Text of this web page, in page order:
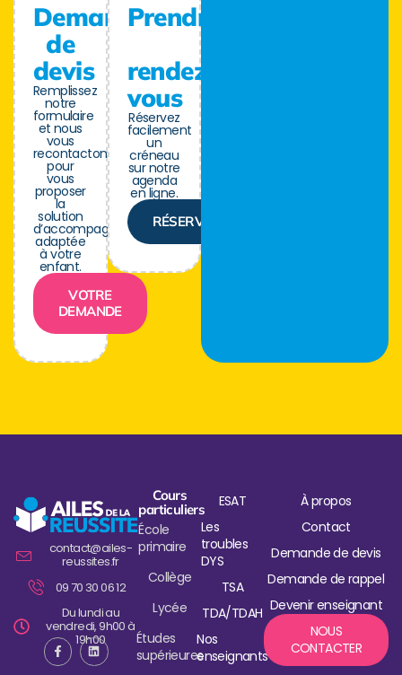
Demande
de
devis
Remplissez
notre
formulaire
et nous
vous
recontactons
pour
vous
proposer
la
solution
d’accompagnement
adaptée
à votre
enfant.
VOTRE
DEMANDE
Prendre
rendez-
vous
Réservez
facilement
un
créneau
sur notre
agenda
en ligne.
RÉSERVER
contact@ailes-
reussites.fr
09 70 30 06 12
Du lundi au
vendredi, 9h00 à
19h00
Cours
particuliers
École
primaire
Collège
Lycée
Études
supérieures
ESAT
Les
troubles
DYS
TSA
TDA/TDAH
Nos
enseignants
À propos
Contact
Demande de devis
Demande de rappel
Devenir enseignant
NOUS
CONTACTER